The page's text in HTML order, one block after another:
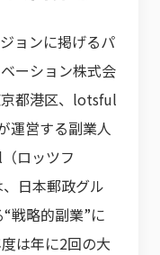
ョンに掲げるパ
ーション株式会
都港区、lotsful
運営する副業人
ロッツフ
日本郵政グル
戦略的副業”に
は年に2回の大